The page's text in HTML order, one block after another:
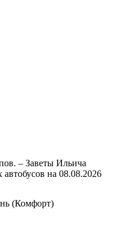
– Заветы Ильича
на 08.08.2026
(Комфорт)